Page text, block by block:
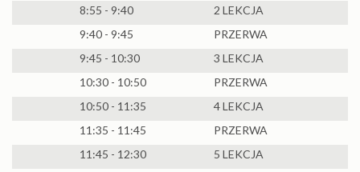
8:55 - 9:40
2 LEKCJA
9:40 - 9:45
PRZERWA
9:45 - 10:30
3 LEKCJA
10:30 - 10:50
PRZERWA
10:50 - 11:35
4 LEKCJA
11:35 - 11:45
PRZERWA
11:45 - 12:30
5 LEKCJA